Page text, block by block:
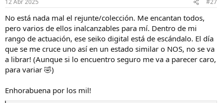
12 Abr 2025 #27
No está nada mal el rejunte/colección. Me encantan todos,
pero varios de ellos inalcanzables para mí. Dentro de mi
rango de actuación, ese seiko digital está de escándalo. El día
que se me cruce uno así en un estado similar o NOS, no se va
a librar! (Aunque si lo encuentro seguro me va a parecer caro,
para variar 🤣)
Enhorabuena por los mil!